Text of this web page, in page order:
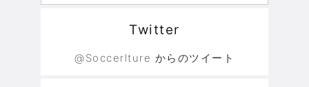
Twitter
@Soccerlture からのツイート